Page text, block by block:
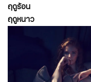
ฤดูร้อน
ฤดูหนาว